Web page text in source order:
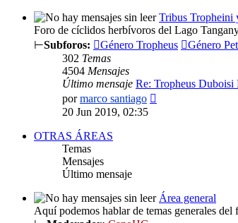
Tribus Tropheini
Foro de cíclidos herbívoros del Lago
⊢Subforos: Género Tropheus Género
302 Temas
4504 Mensajes
Último mensaje Re: Tropheus
pormarco santiago
20 Jun 2019, 02:35
OTRAS ÁREAS
Temas
Mensajes
Último mensaje
Área general
Aquí podemos hablar de temas generales